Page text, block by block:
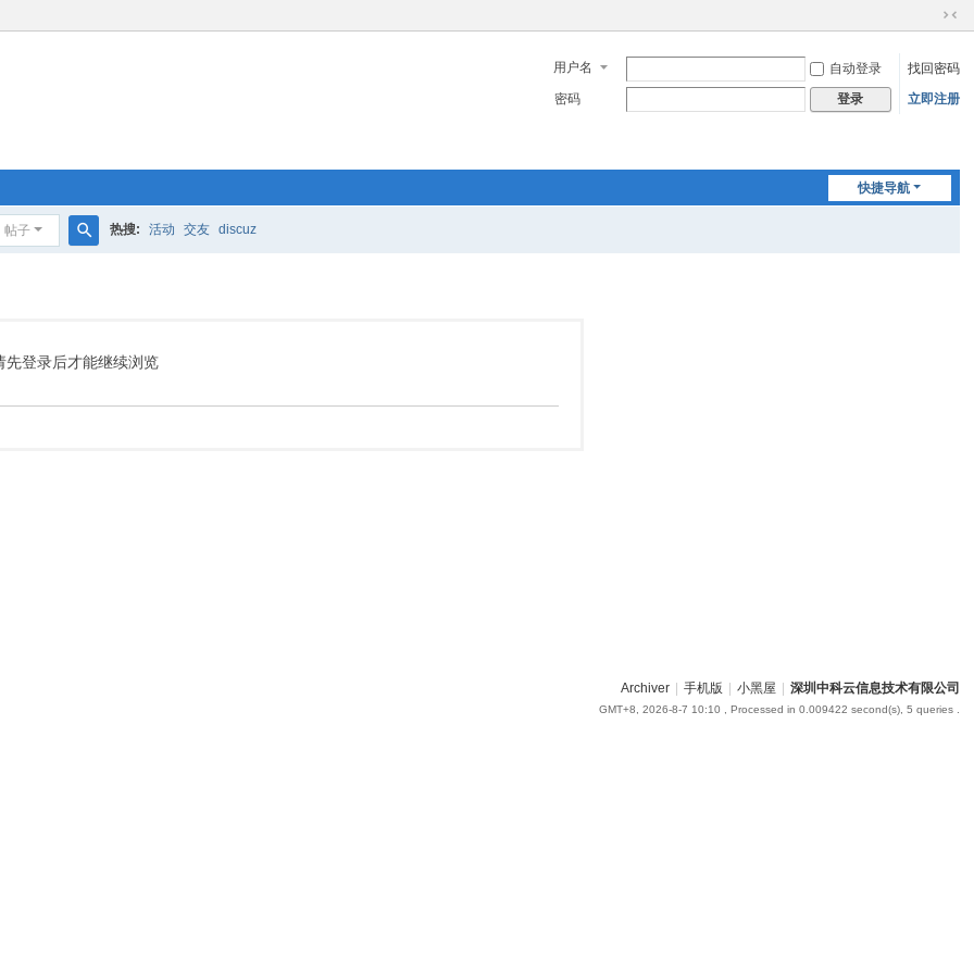
切
到
窄
用户名 自动登录
找回密码
密码
登录 立即注册
快捷导航
帖子 热搜: 活动 交友 discuz
先登录后才能继续浏览
Archiver 手机版 小黑屋 深圳中科云信息技术有限公司
GMT+8, 2026-8-7 10:10 , Processed in 0.009422 second(s), 5 queries .